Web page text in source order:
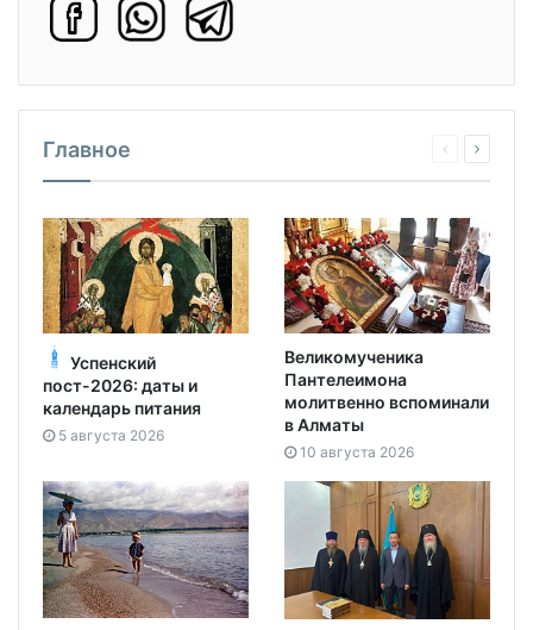
Главное
Успенский
пост-2026: даты и
календарь питания
5 августа 2026
Великомученика
Пантелеимона
молитвенно вспоминали
в Алматы
10 августа 2026